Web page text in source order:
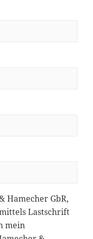
Hamecher GbR,
Lastschrift
mein